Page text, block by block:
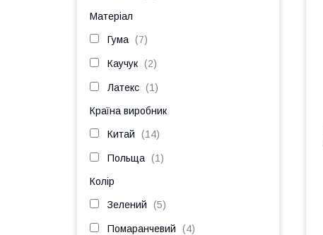
Матеріал
Гума 7
Каучук 2
Латекс 1
Країна виробник
Китай 14
Польща 1
Колір
Зелений 5
Помаранчевий 4